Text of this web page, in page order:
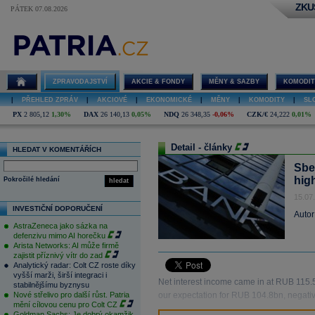
PÁTEK 07.08.2026
ZPRAVODAJSTVÍ AKCIE & FONDY MĚNY & SAZBY
PŘEHLED ZPRÁV AKCIOVÉ EKONOMICKÉ MĚNY KOMODITY
PX 2 805,12 1,30% DAX 26 140,13 0,05% NDQ 26 348,35 -0,06% CZK/€ 24,222 0,01%
HLEDAT V KOMENTÁŘÍCH
hledat
Pokročilé hledání
INVESTIČNÍ DOPORUČENÍ
AstraZeneca jako sázka na
defenzivu mimo AI horečku
Arista Networks: AI může firmě
zajistit příznivý vítr do zad
Analytický radar: Colt CZ roste díky
vyšší marži, širší integraci i
stabilnějšímu byznysu
Nové střelivo pro další růst. Patria
mění cílovou cenu pro Colt CZ
Detail - články
Net interest income came in at RUB
our expectation for RUB 104.8bn,